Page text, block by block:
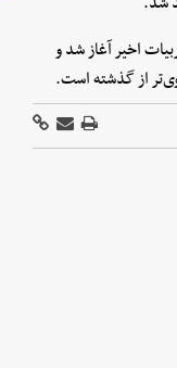
اخیر آغاز شد و
از گذشته است.